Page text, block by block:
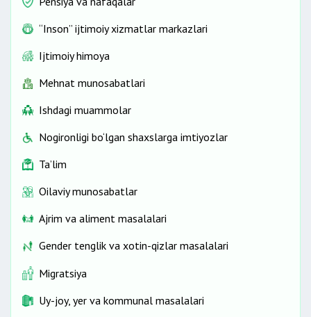
“Inson” ijtimoiy xizmatlar markazlari
Ijtimoiy himoya
Mehnat munosabatlari
Ishdagi muammolar
Nogironligi bo‘lgan shaxslarga imtiyozlar
Ta’lim
Oilaviy munosabatlar
Ajrim va aliment masalalari
Gender tenglik va xotin-qizlar masalalari
Migratsiya
Uy-joy, yer va kommunal masalalari